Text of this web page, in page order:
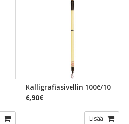
Kalligrafiasivellin 1006/10
6,90€
Lisää